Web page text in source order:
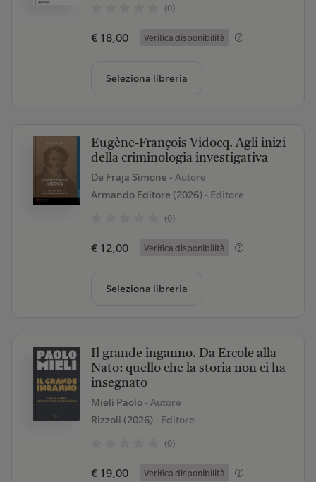
(0)
€ 18,00 Verifica disponibilità
Seleziona libreria
Eugène-François Vidocq. Agli inizi
della criminologia investigativa
De Fraja Simone - Autore
Armando Editore (2026)- Editore
(0)
€ 12,00 Verifica disponibilità
Seleziona libreria
Il grande inganno. Da Ercole alla
Nato: quello che la storia non ci ha
insegnato
Mieli Paolo - Autore
Rizzoli (2026)- Editore
(0)
€ 19,00 Verifica disponibilità